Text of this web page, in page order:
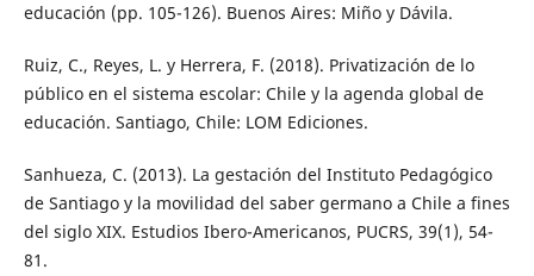
educación (pp. 105-126). Buenos Aires: Miño y Dávila.
Ruiz, C., Reyes, L. y Herrera, F. (2018). Privatización de lo
público en el sistema escolar: Chile y la agenda global de
educación. Santiago, Chile: LOM Ediciones.
Sanhueza, C. (2013). La gestación del Instituto Pedagógico
de Santiago y la movilidad del saber germano a Chile a fines
del siglo XIX. Estudios Ibero-Americanos, PUCRS, 39(1), 54-
81.